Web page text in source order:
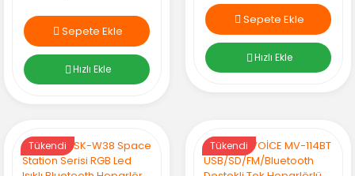
Sepete Ekle
Hızlı Ekle
Sepete Ekle
Hızlı Ekle
Tükendi Tükendi